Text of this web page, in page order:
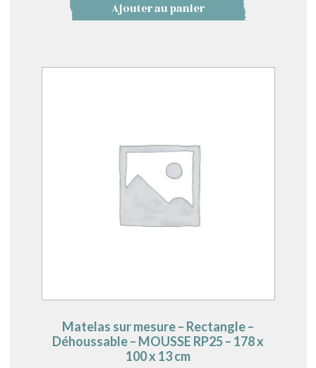
Ajouter au panier
Matelas sur mesure – Rectangle –
Déhoussable – MOUSSE RP25 – 178 x
100 x 13 cm